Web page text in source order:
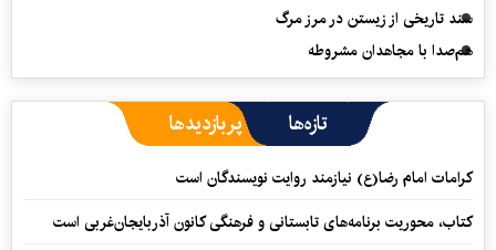
سند تاریخی از زیستن در مرز مرگ
هم‌صدا با مجاهدان مشروطه
تازه‌ها پربازدیدها
کرامات امام رضا(ع) نیازمند روایت نویسندگان است
کتاب، محوریت برنامه‌های تابستانی و فرهنگی کانون آذربایجان‌غربی است